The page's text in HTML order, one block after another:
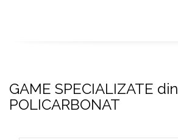
GAME SPECIALIZATE din
POLICARBONAT